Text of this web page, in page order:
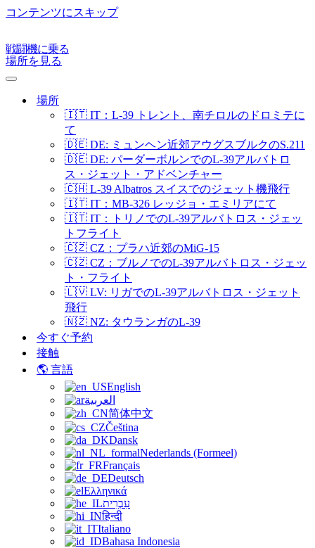
コンテンツにスキップ
戦闘機に乗る
場所を見る
ナ
場所
🇮🇹 IT：L-39 トレント、南チロルのドロミテに
て
🇩🇪 DE: ミュンヘン近郊アウグスブルクのS.211
🇩🇪 DE: パーダーボルンでのL-39アルバトロ
ス・ジェット・アドベンチャー
🇨🇭 L-39 Albatros スイスでのジェット機飛行
🇮🇹 IT：MB-326 レッジョ・エミリアにて
🇮🇹 IT：トリノでのL-39アルバトロス・ジェッ
トフライト
🇨🇿 CZ：プラハ近郊のMiG-15
🇨🇿 CZ：ブルノでのL-39アルバトロス・ジェッ
ト・フライト
🇱🇻 LV: リガでのL-39アルバトロス・ジェット
飛行
🇳🇿 NZ: タウランガのL-39
今すぐ予約
接触
🌎 言語
English
العربية
简体中文
Čeština
Dansk
Nederlands (Formeel)
Français
Deutsch
Ελληνικά
עִבְרִית
हिन्दी
Italiano
Bahasa Indonesia